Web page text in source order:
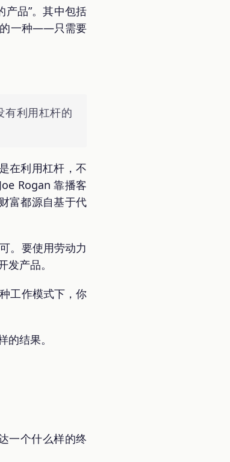
产品”。其中包括
的一种——只需要
有利用杠杆的
在利用杠杆，不
Rogan 靠播客
富都源自基于代
。要使用劳动力
产品。
工作模式下，你
结果。
一个什么样的终